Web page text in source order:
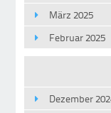
März 2025
Februar 2025
Dezember